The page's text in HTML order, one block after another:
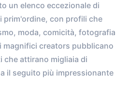
un elenco eccezionale di
prim'ordine, con profili che
moda, comicità, fotografia
magnifici creators pubblicano
attirano migliaia di
il seguito più impressionante